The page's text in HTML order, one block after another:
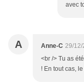
avec
A Anne-C 29/12/
<br /> Tu as
! En tout cas,